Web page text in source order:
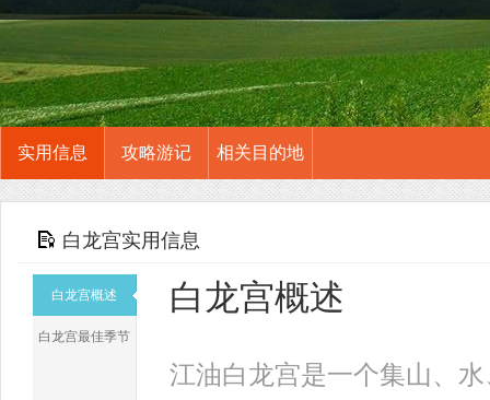
实用信息 攻略游记 相关目的地
白龙宫实用信息
白龙宫概述
白龙宫最佳季节
白龙宫概述
江油白龙宫是一个集山、